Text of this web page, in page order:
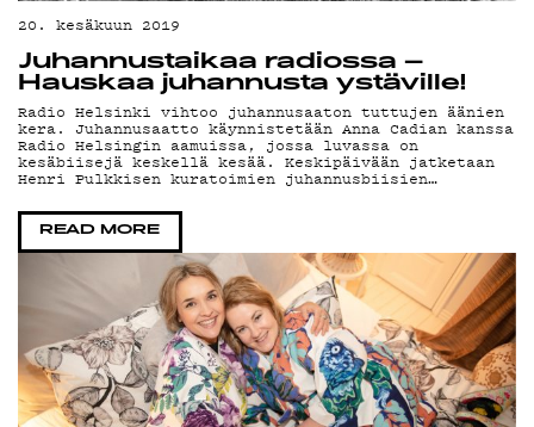
20. kesäkuun 2019
Juhannustaikaa radiossa –
Hauskaa juhannusta ystäville!
Radio Helsinki vihtoo juhannusaaton tuttujen äänien
kera. Juhannusaatto käynnistetään Anna Cadian kanssa
Radio Helsingin aamuissa, jossa luvassa on
kesäbiisejä keskellä kesää. Keskipäivään jatketaan
Henri Pulkkisen kuratoimien juhannusbiisien…
READ MORE